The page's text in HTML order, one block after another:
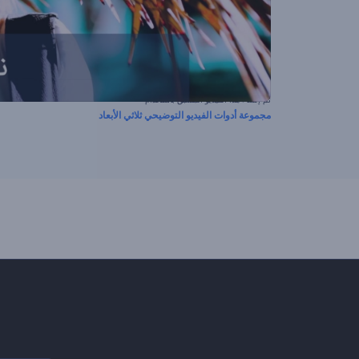
تم إنشاء هذا الفيديو المسبق باستخدام
مجموعة أدوات الفيديو التوضيحي ثلاثي الأبعاد